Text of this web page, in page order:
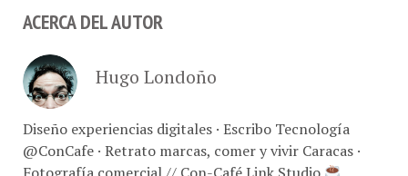
ACERCA DEL AUTOR
Hugo Londoño
Diseño experiencias digitales · Escribo Tecnología
@ConCafe · Retrato marcas, comer y vivir Caracas ·
Fotografía comercial // Con-Café Link Studio